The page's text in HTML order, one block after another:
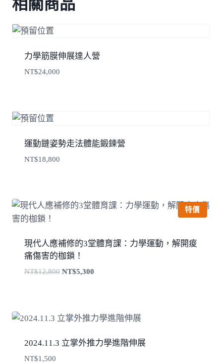
相關商品
力學筋膜伸展達人營
NT$24,000
運動鏈姿勢走法體能鍛鍊營
NT$18,800
特價
現代人應補修的3堂體育課：力學運動，解開痠
痛傷害的枷鎖！
NT$12,800 原
NT$12,800。
NT$5,300目
NT$5,300。
2024.11.3 立掌外推力學進階伸展
NT$1,500